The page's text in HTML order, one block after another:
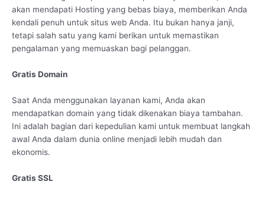
akan mendapati Hosting yang bebas biaya, memberikan Anda
kendali penuh untuk situs web Anda. Itu bukan hanya janji,
tetapi salah satu yang kami berikan untuk memastikan
pengalaman yang memuaskan bagi pelanggan.
Gratis Domain
Saat Anda menggunakan layanan kami, Anda akan
mendapatkan domain yang tidak dikenakan biaya tambahan.
Ini adalah bagian dari kepedulian kami untuk membuat langkah
awal Anda dalam dunia online menjadi lebih mudah dan
ekonomis.
Gratis SSL